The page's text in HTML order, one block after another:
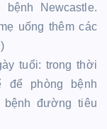
Newcastle.
uống thêm các
tuổi: trong thời
để phòng bệnh
bệnh đường tiêu